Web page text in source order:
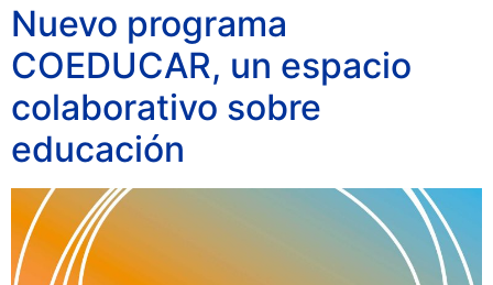
Nuevo programa
COEDUCAR, un espacio
colaborativo sobre
educación